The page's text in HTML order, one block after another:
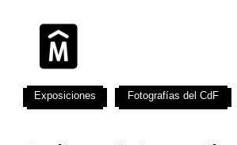
Exposiciones Fotografías del CdF